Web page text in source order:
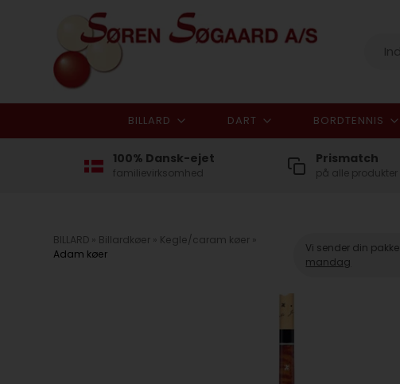
BILLARD DART BORDTENNIS
100% Dansk-ejet
familievirksomhed
Prismatch
på alle produkter
BILLARD » Billardkøer » Kegle/caram køer »
Adam køer
Vi sender din pakke
mandag